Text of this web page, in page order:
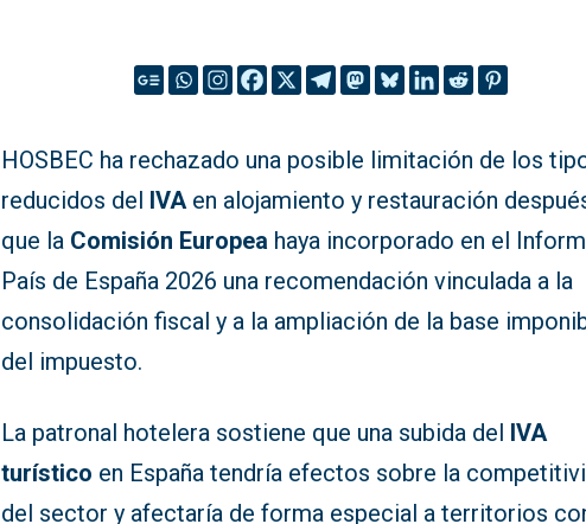
HOSBEC ha rechazado una posible limitación de los
reducidos del IVAen alojamiento y restauración
que la Comisión Europea haya incorporado en el
País de España 2026 una recomendación vinculada a la
consolidación fiscal y a la ampliación de la base
del impuesto.
La patronal hotelera sostiene que una subida del IVA
turístico en España tendría efectos sobre la
del sector y afectaría de forma especial a territorios